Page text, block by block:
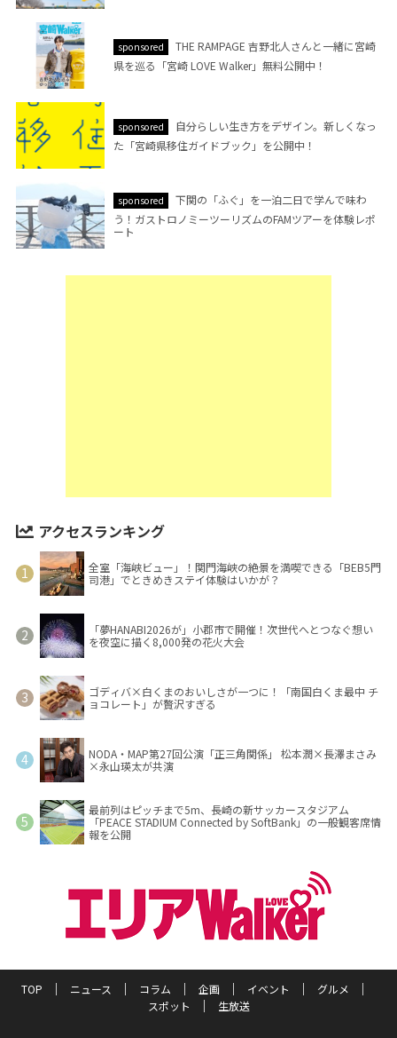
sponsored
THE RAMPAGE 吉野北人さんと一緒に宮崎
県を巡る「宮崎 LOVE Walker」無料公開中！
sponsored
自分らしい生き方をデザイン。新しくなっ
た「宮崎県移住ガイドブック」を公開中！
sponsored
下関の「ふぐ」を一泊二日で学んで味わ
う！ガストロノミーツーリズムのFAMツアーを体験レポ
ート
アクセスランキング
全室「海峡ビュー」！関門海峡の絶景を満喫できる「BEB5門
司港」でときめきステイ体験はいかが？
「夢HANABI2026が」小郡市で開催！次世代へとつなぐ想い
を夜空に描く8,000発の花火大会
ゴディバ×白くまのおいしさが一つに！「南国白くま最中 チ
ョコレート」が贅沢すぎる
NODA・MAP第27回公演「正三角関係」 松本潤×長澤まさみ
×永山瑛太が共演
最前列はピッチまで5m、長崎の新サッカースタジアム
「PEACE STADIUM Connected by SoftBank」の一般観客席情
報を公開
TOP ニュース コラム 企画 イベント
グルメ
スポット
生放送